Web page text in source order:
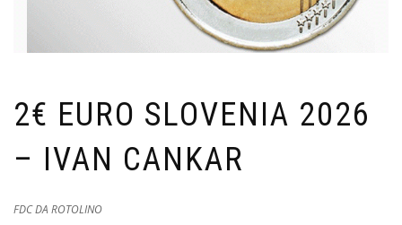
2€ EURO SLOVENIA 2026
– IVAN CANKAR
FDC DA ROTOLINO